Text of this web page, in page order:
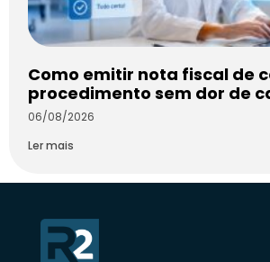
Como emitir nota fiscal de
procedimento sem dor de
06/08/2026
Ler mais